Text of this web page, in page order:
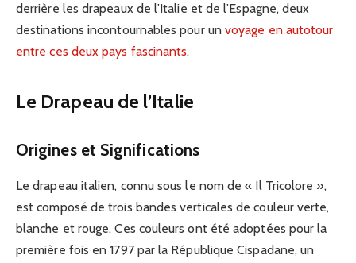
derrière les drapeaux de l’Italie et de l’Espagne, deux
destinations incontournables pour un voyage en autotour
entre ces deux pays fascinants.
Le Drapeau de l’Italie
Origines et Significations
Le drapeau italien, connu sous le nom de « Il Tricolore »,
est composé de trois bandes verticales de couleur verte,
blanche et rouge. Ces couleurs ont été adoptées pour la
première fois en 1797 par la République Cispadane, un